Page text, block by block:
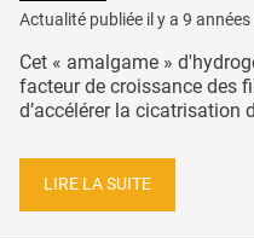
Actualité publiée il y a 9
Cet « amalgame »
facteur de croissance des
d’accélérer la cicatrisation
LIRE LA SUITE